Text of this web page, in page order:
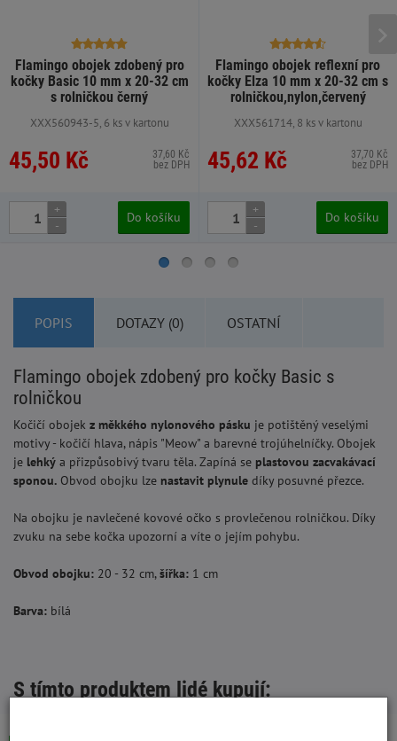
Flamingo obojek zdobený pro
kočky Basic 10 mm x 20-32 cm
s rolničkou černý
XXX560943-5, 6 ks v kartonu
45,50 Kč
37,60 Kč
bez DPH
+
-
Do košíku
Flamingo obojek reflexní pro
kočky Elza 10 mm x 20-32 cm s
rolničkou,nylon,červený
XXX561714, 8 ks v kartonu
45,62 Kč
37,70 Kč
bez DPH
+
-
Do košíku
POPIS DOTAZY (0) OSTATNÍ
Flamingo obojek zdobený pro kočky Basic s
rolničkou
Kočičí obojek z měkkého nylonového pásku je potištěný veselými
motivy - kočičí hlava, nápis "Meow" a barevné trojúhelníčky. Obojek
je lehký a přizpůsobivý tvaru těla. Zapíná se plastovou zacvakávací
sponou. Obvod obojku lze nastavit plynule díky posuvné přezce.
Na obojku je navlečené kovové očko s provlečenou rolničkou. Díky
zvuku na sebe kočka upozorní a víte o jejím pohybu.
Obvod obojku: 20 - 32 cm,šířka: 1 cm
Barva: bílá
S tímto produktem lidé kupují: